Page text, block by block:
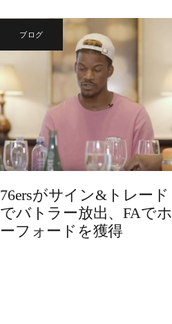
ブログ
76ersがサイン&トレード
でバトラー放出、FAでホ
ーフォードを獲得